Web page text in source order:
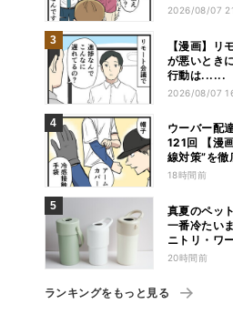
2026/08/07
【漫画】リ
が悪いとき
行動は......
2026/08/07
ウーバー配
121回 【漫
線対策”を徹
が、数カ月
18時間前
真夏のペッ
一番冷たい
ニトリ・ワ
検証してみた
20時間前
ランキングをもっと見る